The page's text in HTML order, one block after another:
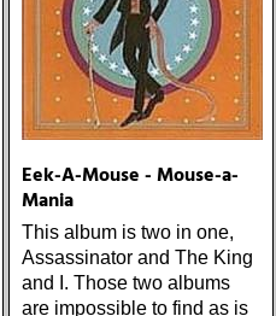
Eek-A-Mouse - Mouse-a-
Mania
This album is two in one,
Assassinator and The King
and I. Those two albums
are impossible to find as is